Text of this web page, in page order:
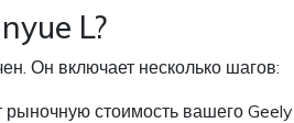
L?
Он включает несколько шагов:
стоимость вашего Geely